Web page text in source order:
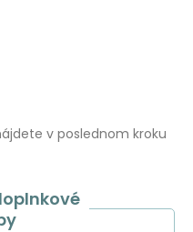
v poslednom kroku